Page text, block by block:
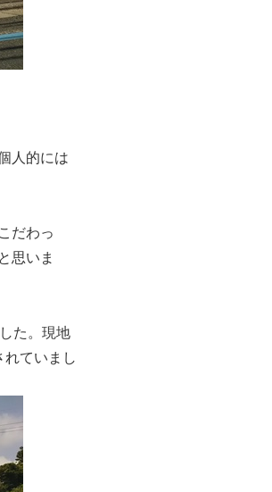
人的には
だわっ
思いま
た。現地
ていまし